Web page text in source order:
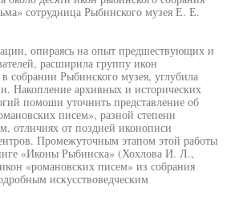
сотрудница Рыбинского музея Е. Е.
опираясь на опыт предшествующих и
расширила группу икон
собрании Рыбинского музея, углубила
Накопление архивных и исторических
помоши уточнить представление об
писем», разной степени
отличиях от поздней иконописи
Промежуточным этапом этой работы
«Иконы Рыбинска» (Хохлова И. Л.,
«романовских писем» из собрания
искусствоведческим